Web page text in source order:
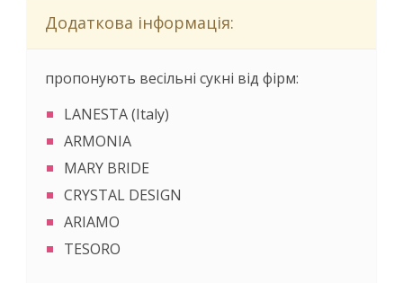
Додаткова інформація:
пропонують весільні сукні від фірм:
LANESTA (Italy)
ARMONIA
MARY BRIDE
CRYSTAL DESIGN
ARIAMO
TESORO